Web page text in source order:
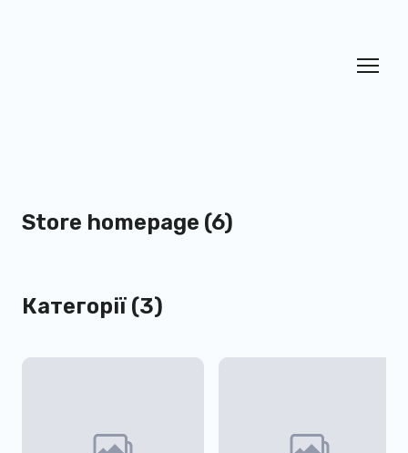
Store homepage (6)
Категорії (3)